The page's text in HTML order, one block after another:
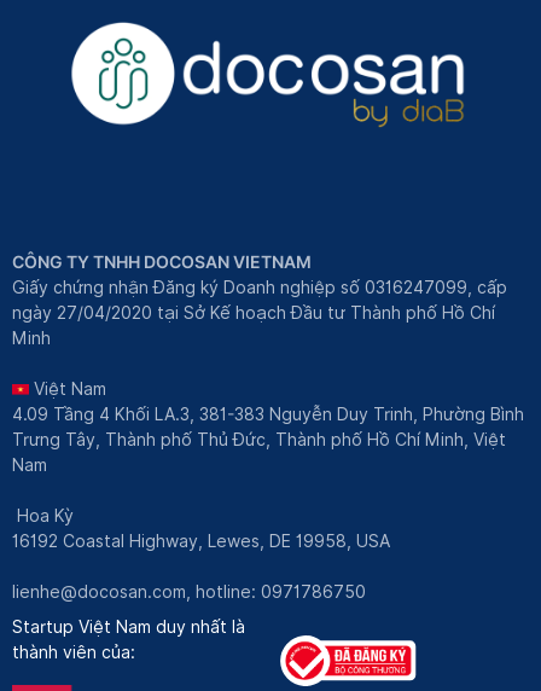
CÔNG TY TNHH DOCOSAN VIETNAM
Giấy chứng nhận Đăng ký Doanh nghiệp số 0316247099, cấp
ngày 27/04/2020 tại Sở Kế hoạch Đầu tư Thành phố Hồ Chí
Minh
Việt Nam
4.09 Tầng 4 Khối LA.3, 381-383 Nguyễn Duy Trinh, Phường Bình
Trưng Tây, Thành phố Thủ Đức, Thành phố Hồ Chí Minh, Việt
Nam
Hoa Kỳ
16192 Coastal Highway, Lewes, DE 19958, USA
lienhe@docosan.com, hotline: 0971786750
Startup Việt Nam duy nhất là
thành viên của: